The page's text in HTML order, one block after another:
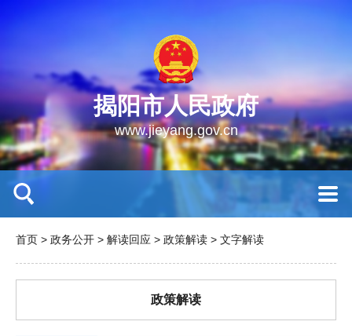
揭阳市人民政府
www.jieyang.gov.cn
首页 > 政务公开 > 解读回应 > 政策解读 > 文字解读
政策解读